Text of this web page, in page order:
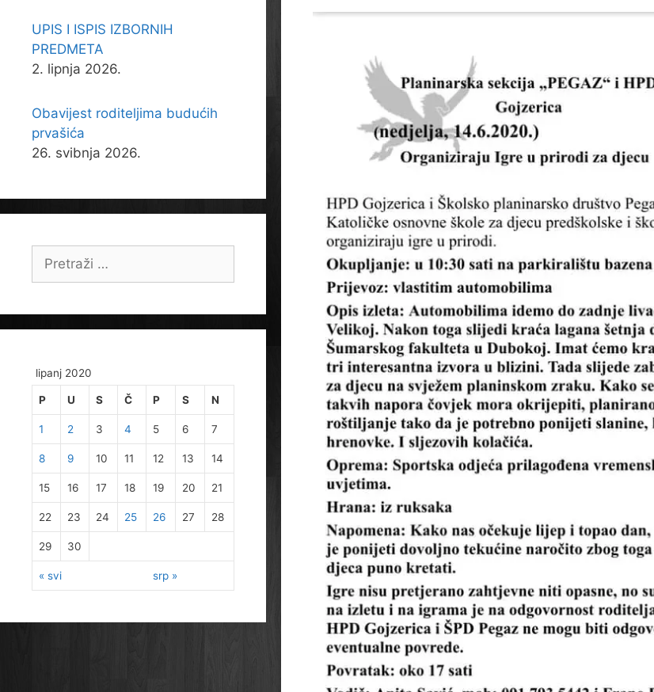
UPIS I ISPIS IZBORNIH
PREDMETA
2. lipnja 2026.
Obavijest roditeljima budućih
prvašića
26. svibnja 2026.
lipanj 2020
P U S Č P S N
« svi srp »
1 2 3 4 5 6 7
8 9 10 11 12 13 14
15 16 17 18 19 20 21
22 23 24 25 26 27 28
29 30